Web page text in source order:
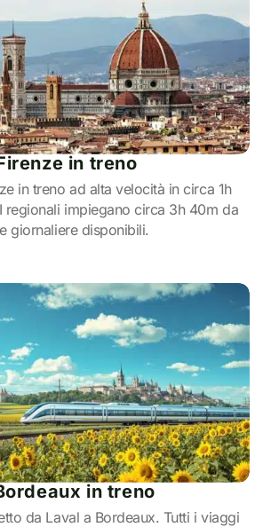
in treno
in treno ad alta velocità in circa 1h
regionali impiegano circa 3h 40m da
giornaliere disponibili.
in treno
da Laval a Bordeaux. Tutti i viaggi